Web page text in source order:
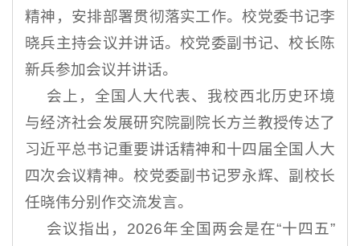
精神，安排部署贯彻落实工作。校党委书记李
晓兵主持会议并讲话。校党委副书记、校长陈
新兵参加会议并讲话。
会上，全国人大代表、我校西北历史环境
与经济社会发展研究院副院长方兰教授传达了
习近平总书记重要讲话精神和十四届全国人大
四次会议精神。校党委副书记罗永辉、副校长
任晓伟分别作交流发言。
会议指出，2026年全国两会是在“十四五”